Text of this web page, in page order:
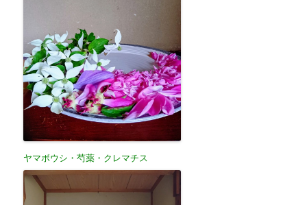
ヤマボウシ・芍薬・クレマチス